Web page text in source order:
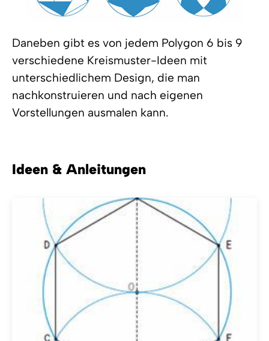
Daneben gibt es von jedem Polygon 6 bis 9
verschiedene Kreismuster-Ideen mit
unterschiedlichem Design, die man
nachkonstruieren und nach eigenen
Vorstellungen ausmalen kann.
Ideen & Anleitungen